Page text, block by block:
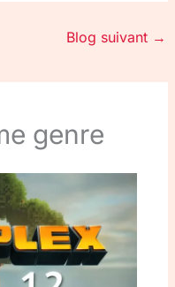
Blog suivant →
genre